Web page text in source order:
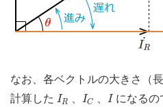
なお、各ベクトルの大きさ（
計算した IR
IR IC
IC I
Iになるの